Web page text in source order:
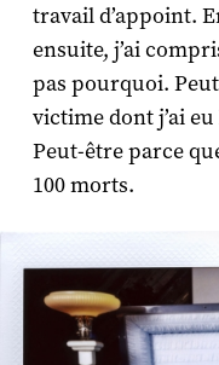
travail d’appoint.
ensuite, j’ai
pas pourquoi.
victime dont j’ai
Peut-être parce
100 morts.